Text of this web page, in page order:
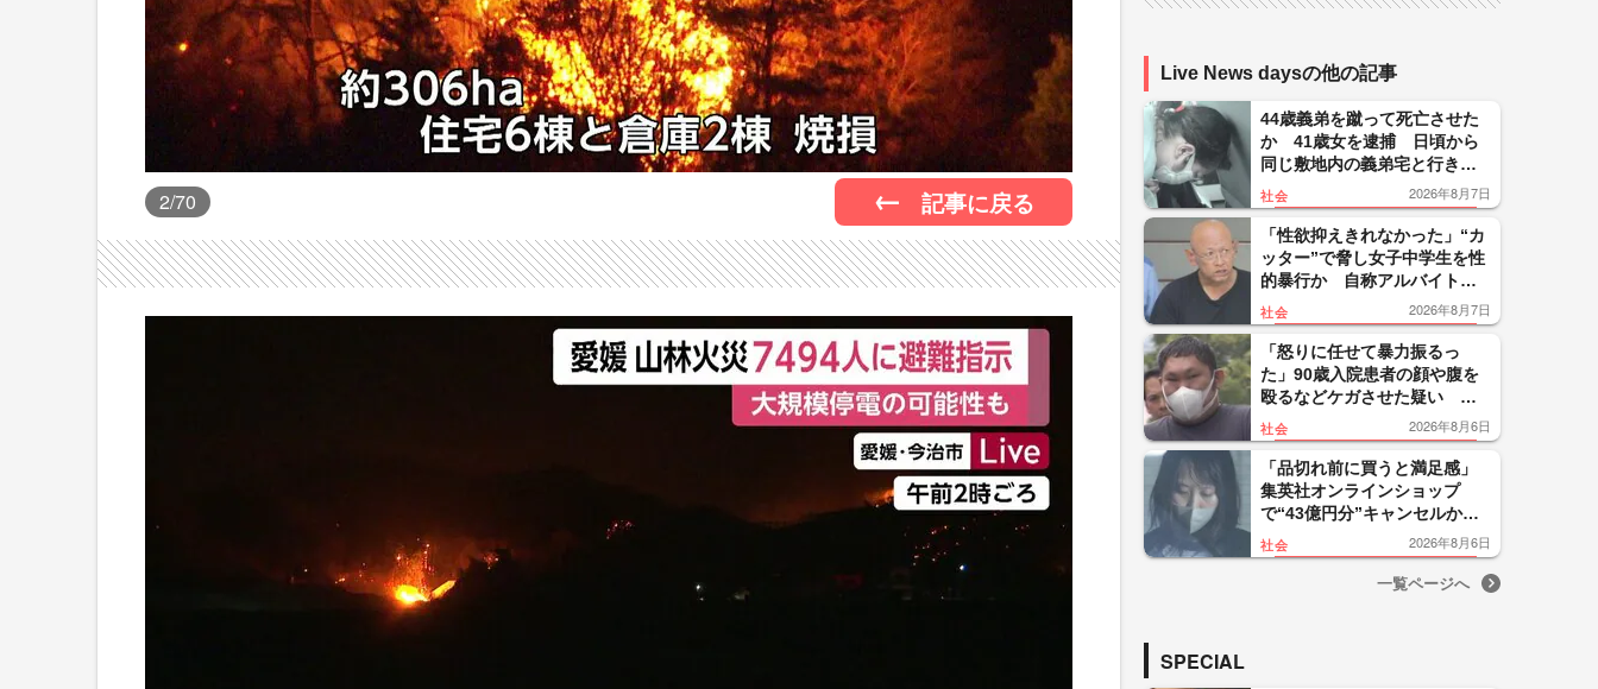
2/70 記事に戻る
Live News daysの他の記事
44歳義弟を蹴って死亡させた
か 41歳女を逮捕 日頃から
同じ敷地内の義弟宅と行き
来…夫は外出中 「生活態度
に不満」暴行繰り返したか
社会 2026年8月7日
「性欲抑えきれなかった」“カ
ッター”で脅し女子中学生を性
的暴行か 自称アルバイトの
56歳男を逮捕 千葉
社会 2026年8月7日
「怒りに任せて暴力振るっ
た」90歳入院患者の顔や腹を
殴るなどケガさせた疑い 看
護補助者の30歳男を逮捕 千
葉・袖ケ浦市
社会 2026年8月6日
「品切れ前に買うと満足感」
集英社オンラインショップ
で“43億円分”キャンセルか
200超のメールアカウント使い
大量注文 32歳女を逮捕
社会 2026年8月6日
一覧ページへ
SPECIAL